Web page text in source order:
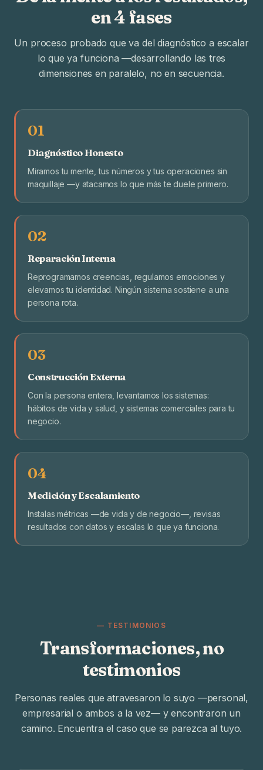
en 4 fases
Un proceso probado que va del diagnóstico a escalar
lo que ya funciona —desarrollando las tres
dimensiones en paralelo, no en secuencia.
01
Diagnóstico Honesto
Miramos tu mente, tus números y tus operaciones sin
maquillaje —y atacamos lo que más te duele primero.
02
Reparación Interna
Reprogramamos creencias, regulamos emociones y
elevamos tu identidad. Ningún sistema sostiene a una
persona rota.
03
Construcción Externa
Con la persona entera, levantamos los sistemas:
hábitos de vida y salud, y sistemas comerciales para tu
negocio.
04
Medición y Escalamiento
Instalas métricas —de vida y de negocio—, revisas
resultados con datos y escalas lo que ya funciona.
— TESTIMONIOS
Transformaciones, no
testimonios
Personas reales que atravesaron lo suyo —personal,
empresarial o ambos a la vez— y encontraron un
camino. Encuentra el caso que se parezca al tuyo.